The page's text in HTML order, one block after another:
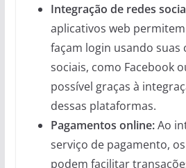
Integração de redes
aplicativos web
façam login usando suas
sociais, como Facebook
possível graças à
dessas plataformas.
Pagamentos online:Ao
serviço de pagamento,
podem facilitar